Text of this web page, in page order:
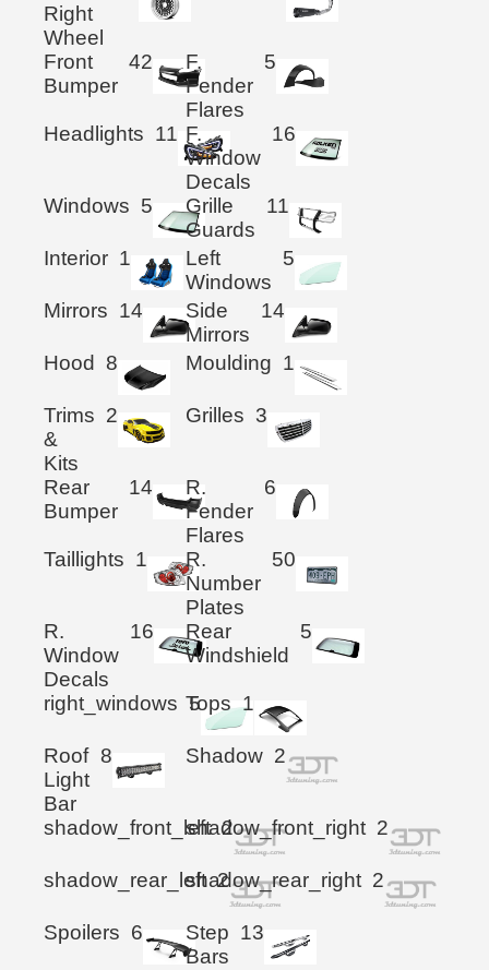
Right
Wheel
Front
Bumper
42
F.
Fender
Flares
5
Headlights 11 F.
Window
Decals
16
Windows 5
Grille
Guards
11
Interior 1
Left
Windows
5
Mirrors 14
Side
Mirrors
14
Hood 8 Moulding 1
Trims
&
Kits
2 Grilles 3
Rear
Bumper
14
R.
Fender
Flares
6
Taillights 1
R.
Number
Plates
50
R.
Window
Decals
16
Rear
Windshield
5
right_windows 5
Tops 1
Roof
Light
Bar
8 Shadow 2
shadow_front_left 2
shadow_front_right 2
shadow_rear_left 2
shadow_rear_right 2
Spoilers 6
Step
Bars
13